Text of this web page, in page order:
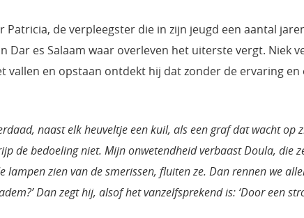
Patricia, de verpleegster die in zijn jeugd een aantal
es Salaam waar overleven het uiterste vergt. Niek
en opstaan ontdekt hij dat zonder de ervaring en
naast elk heuveltje een kuil, als een graf dat wacht op
de bedoeling niet. Mijn onwetendheid verbaast Doula, die
lampen zien van de smerissen, fluiten ze. Dan rennen we
Dan zegt hij, alsof het vanzelfsprekend is: ‘Door een